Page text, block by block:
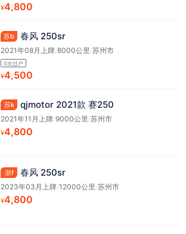
¥4,800
苏b 春风 250sr
2021年08月上牌/8000公里/苏州市
0次过户
¥4,500
苏k qjmotor 2021款 赛250
2021年11月上牌/9000公里/苏州市
¥4,800
浙f 春风 250sr
2023年03月上牌/12000公里/苏州市
¥4,800